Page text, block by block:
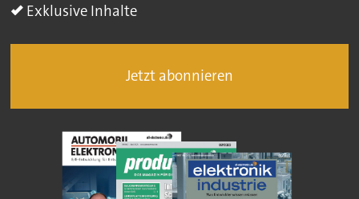
Exklusive Inhalte
Jetzt abonnieren